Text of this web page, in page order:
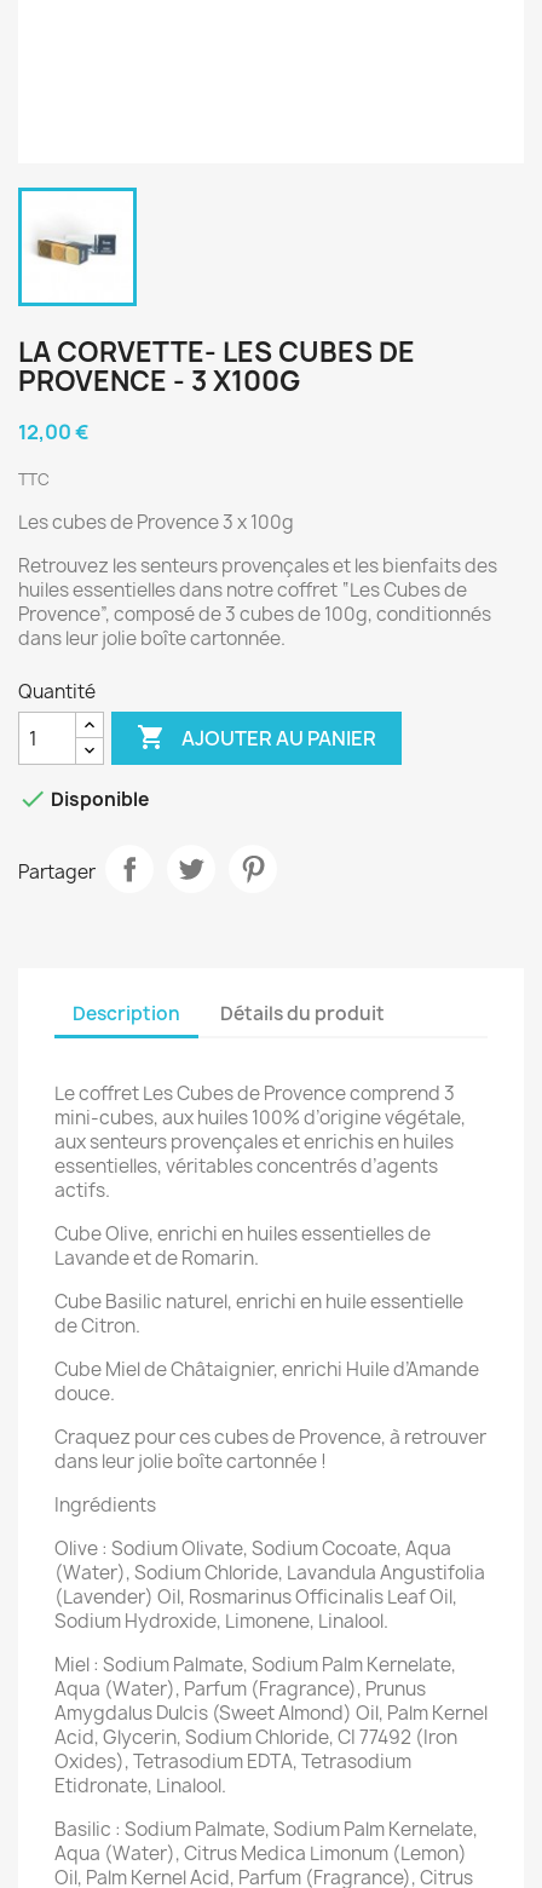
LA CORVETTE- LES CUBES DE
PROVENCE - 3 X100G
12,00 €
TTC
Les cubes de Provence 3 x 100g
Retrouvez les senteurs provençales et les bienfaits des
huiles essentielles dans notre coffret “Les Cubes de
Provence”, composé de 3 cubes de 100g, conditionnés
dans leur jolie boîte cartonnée.
Quantité
 AJOUTER AU PANIER
 Disponible
Partager
Description Détails du produit
Le coffret Les Cubes de Provence comprend 3
mini-cubes, aux huiles 100% d’origine végétale,
aux senteurs provençales et enrichis en huiles
essentielles, véritables concentrés d’agents
actifs.
Cube Olive, enrichi en huiles essentielles de
Lavande et de Romarin.
Cube Basilic naturel, enrichi en huile essentielle
de Citron.
Cube Miel de Châtaignier, enrichi Huile d’Amande
douce.
Craquez pour ces cubes de Provence, à retrouver
dans leur jolie boîte cartonnée !
Ingrédients
Olive : Sodium Olivate, Sodium Cocoate, Aqua
(Water), Sodium Chloride, Lavandula Angustifolia
(Lavender) Oil, Rosmarinus Officinalis Leaf Oil,
Sodium Hydroxide, Limonene, Linalool.
Miel : Sodium Palmate, Sodium Palm Kernelate,
Aqua (Water), Parfum (Fragrance), Prunus
Amygdalus Dulcis (Sweet Almond) Oil, Palm Kernel
Acid, Glycerin, Sodium Chloride, CI 77492 (Iron
Oxides), Tetrasodium EDTA, Tetrasodium
Etidronate, Linalool.
Basilic : Sodium Palmate, Sodium Palm Kernelate,
Aqua (Water), Citrus Medica Limonum (Lemon)
Oil, Palm Kernel Acid, Parfum (Fragrance), Citrus